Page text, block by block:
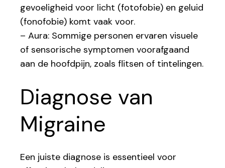
gevoeligheid voor licht (fotofobie) en geluid
(fonofobie) komt vaak voor.
– Aura: Sommige personen ervaren visuele
of sensorische symptomen voorafgaand
aan de hoofdpijn, zoals flitsen of tintelingen.
Diagnose van
Migraine
Een juiste diagnose is essentieel voor